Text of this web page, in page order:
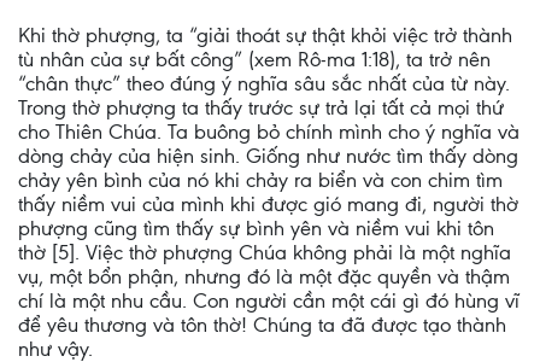
Khi thờ phượng, ta “giải thoát sự thật khỏi việc trở thành
tù nhân của sự bất công” (xem Rô-ma 1:18), ta trở nên
“chân thực” theo đúng ý nghĩa sâu sắc nhất của từ này.
Trong thờ phượng ta thấy trước sự trả lại tất cả mọi thứ
cho Thiên Chúa. Ta buông bỏ chính mình cho ý nghĩa và
dòng chảy của hiện sinh. Giống như nước tìm thấy dòng
chảy yên bình của nó khi chảy ra biển và con chim tìm
thấy niềm vui của mình khi được gió mang đi, người thờ
phượng cũng tìm thấy sự bình yên và niềm vui khi tôn
thờ [5]. Việc thờ phượng Chúa không phải là một nghĩa
vụ, một bổn phận, nhưng đó là một đặc quyền và thậm
chí là một nhu cầu. Con người cần một cái gì đó hùng vĩ
để yêu thương và tôn thờ! Chúng ta đã được tạo thành
như vậy.